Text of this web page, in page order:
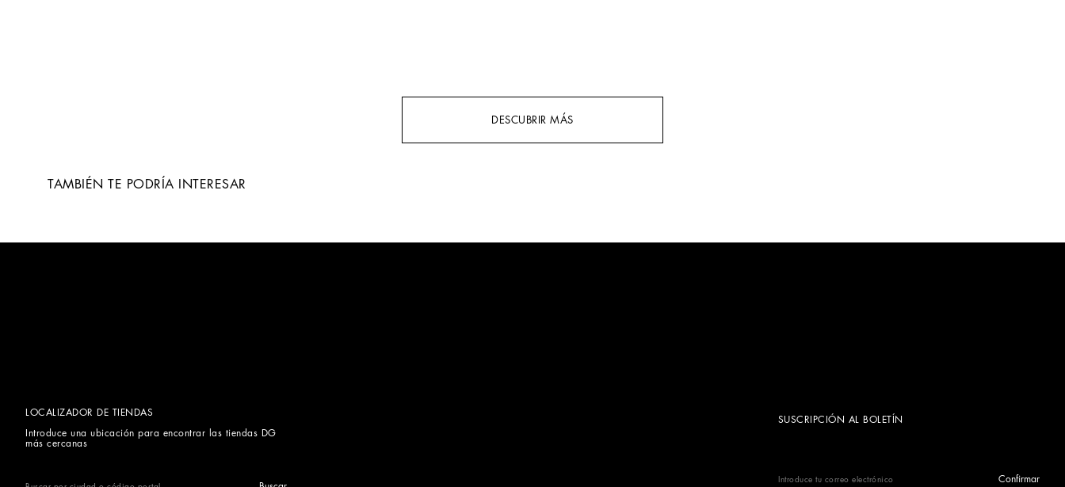
DESCUBRIR MÁS
TAMBIÉN TE PODRÍA INTERESAR
LOCALIZADOR DE TIENDAS
Introduce una ubicación para encontrar las tiendas DG
más cercanas
SUSCRIPCIÓN AL BOLETÍN
Confirmar